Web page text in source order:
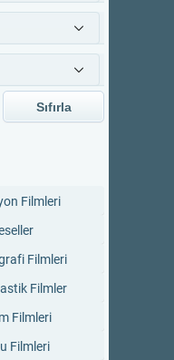
Sıfırla
Filmleri
Filmleri
Filmler
Filmleri
Filmleri